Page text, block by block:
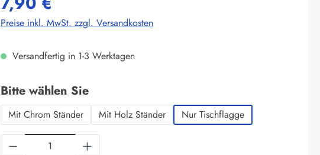
Preise inkl. MwSt. zzgl. Versandkosten
Versandfertig in 1-3 Werktagen
Bitte wählen Sieauswählen
Mit Chrom Ständer Mit Holz Ständer Nur Tischflagge
Produkt Anzahl: Gib den gewünschten Wert ein